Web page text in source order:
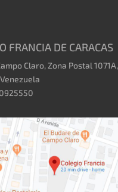
FRANCIA DE CARACAS
Claro, Zona Postal 1071A,